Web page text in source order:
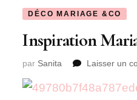
DÉCO MARIAGE &CO
Inspiration
par Sanita Laisser un